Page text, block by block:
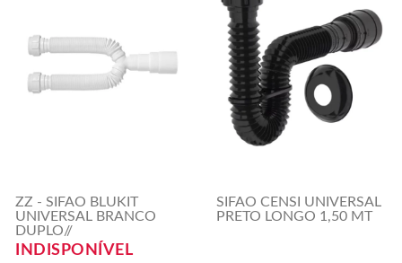
ZZ - SIFAO BLUKIT
UNIVERSAL BRANCO
DUPLO//
INDISPONÍVEL
SIFAO CENSI UNIVERSAL
PRETO LONGO 1,50 MT